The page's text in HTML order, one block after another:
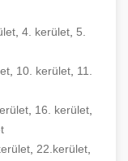
4. kerület 5.
, 10. kerület, 11.
16. kerület
22.kerület